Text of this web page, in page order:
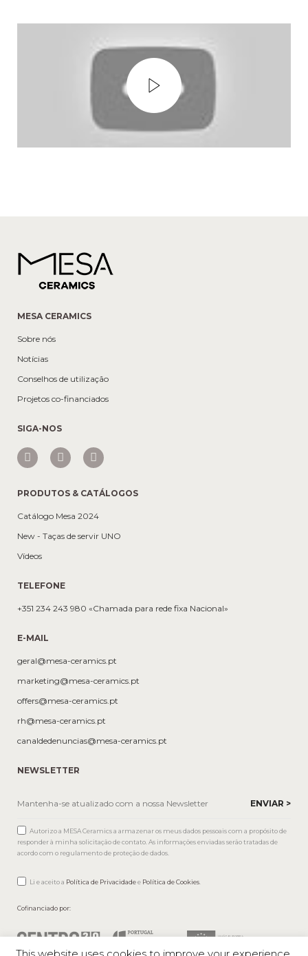
MESA CERAMICS
Sobre nós
Notícias
Conselhos de utilização
Projetos co-financiados
SIGA-NOS
PRODUTOS & CATÁLOGOS
Catálogo Mesa 2024
New - Taças de servir UNO
Vídeos
TELEFONE
+351 234 243 980 «Chamada para rede fixa Nacional»
E-MAIL
geral@mesa-ceramics.pt
marketing@mesa-ceramics.pt
offers@mesa-ceramics.pt
rh@mesa-ceramics.pt
canaldedenuncias@mesa-ceramics.pt
NEWSLETTER
Autorizo a MESA Ceramics a armazenar os meus dados pessoais com a propósito de
responder à minha solicitação de contato. As informações enviadas serão tratadas de
acordo com o regulamento de proteção de dados.
Li e aceito a Política de Privacidadee Política de Cookies
Cofinanciado por: